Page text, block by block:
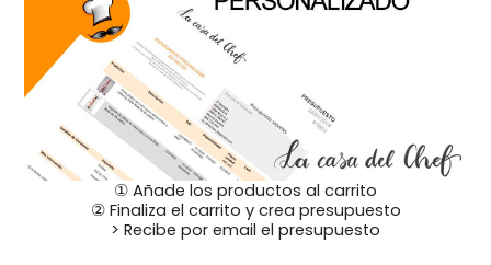
① Añade los productos al carrito
② Finaliza el carrito y crea presupuesto
> Recibe por email el presupuesto